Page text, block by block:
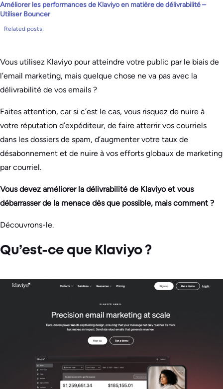
Améliorer les performances de Klaviyo en matière de délivrabilité –
Utiliser Bouncer
Related posts:
Vous utilisez Klaviyo pour atteindre votre public par le biais de
l’email marketing, mais quelque chose ne va pas avec la
délivrabilité de vos emails ?
Faites attention, car si c’est le cas, vous risquez de nuire à
votre réputation d’expéditeur, de faire atterrir vos courriels
dans les dossiers de spam, d’augmenter votre taux de
désabonnement et de nuire à vos efforts globaux de marketing
par courriel.
Vous devez améliorer la délivrabilité de Klaviyo et vous
débarrasser de la menace dès que possible, mais comment ?
Découvrons-le.
Qu’est-ce que Klaviyo ?